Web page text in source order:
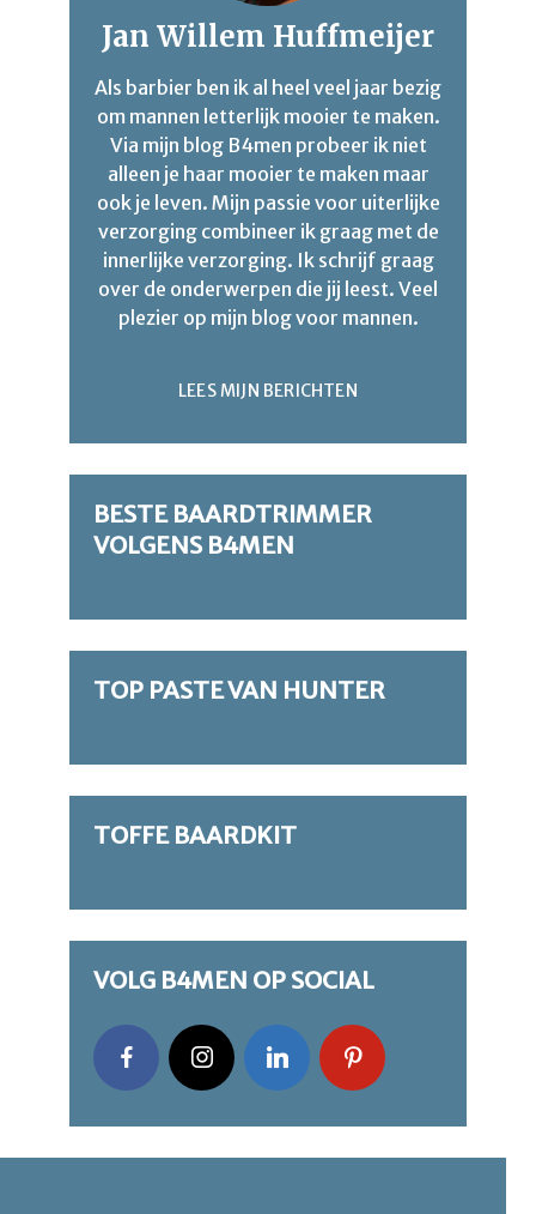
Jan Willem Huffmeijer
Als barbier ben ik al heel veel jaar bezig
om mannen letterlijk mooier te maken.
Via mijn blog B4men probeer ik niet
alleen je haar mooier te maken maar
ook je leven. Mijn passie voor uiterlijke
verzorging combineer ik graag met de
innerlijke verzorging. Ik schrijf graag
over de onderwerpen die jij leest. Veel
plezier op mijn blog voor mannen.
LEES MIJN BERICHTEN
BESTE BAARDTRIMMER
VOLGENS B4MEN
TOP PASTE VAN HUNTER
TOFFE BAARDKIT
VOLG B4MEN OP SOCIAL